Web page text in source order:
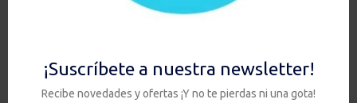
La amenaza silenciosa de los microplásticos en nuestro
cuerpo y cómo combatirla con agua filtrada